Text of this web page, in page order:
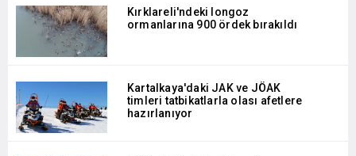
Kırklareli'ndeki longoz
ormanlarına 900 ördek bırakıldı
Kartalkaya'daki JAK ve JÖAK
timleri tatbikatlarla olası afetlere
hazırlanıyor